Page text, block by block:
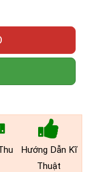
Hướng Dẫn Kĩ
Thuật